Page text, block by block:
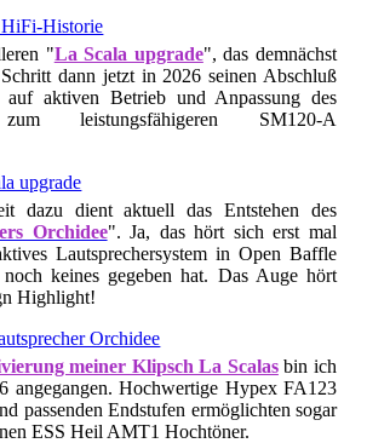
Historie
"La Scala upgrade", das demnächst
dann jetzt in 2026 seinen Abschluß
auf aktiven Betrieb und Anpassung des
leistungsfähigeren SM120-A
upgrade
dazu dient aktuell das Entstehen des
Orchidee". Ja, das hört sich erst mal
Lautsprechersystem in Open Baffle
keines gegeben hat. Das Auge hört
Highlight!
Orchidee
meiner Klipsch La Scalasbin ich
angegangen. Hochwertige Hypex FA123
passenden Endstufen ermöglichten sogar
ESS Heil AMT1 Hochtöner.